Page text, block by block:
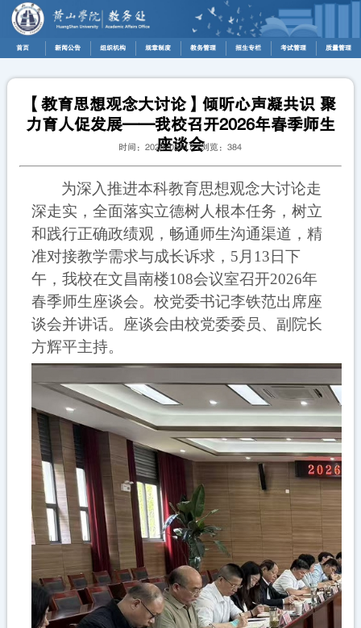
首页 新闻公告 组织机构 规章制度 教务管理 招生专栏 考试管理 质量管理
【教育思想观念大讨论】倾听心声凝共识 聚
力育人促发展——我校召开2026年春季师生
座谈会
时间：2026-05-17 浏览：384
为深入推进本科教育思想观念大讨论走
深走实，全面落实立德树人根本任务， 树立
和践行正确政绩观， 畅通师生沟通渠道，精
准对接教学需求与成长诉求， 5月13日下
午， 我校在文昌南楼108会议室召开2026年
春季师生座谈会。校党委书记李铁范出席座
谈会并讲话。座谈会由校党委委员、副院长
方辉平主持。